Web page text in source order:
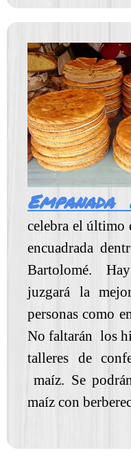
celebra el último
encuadrada
Bartolomé.
juzgará la
personas como
No faltarán los
talleres de
maíz. Se
maíz con